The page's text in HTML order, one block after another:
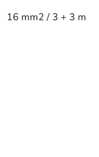
16 mm2 / 3 + 3 m